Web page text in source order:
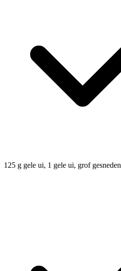
125 g gele ui, 1 gele ui, grof gesneden